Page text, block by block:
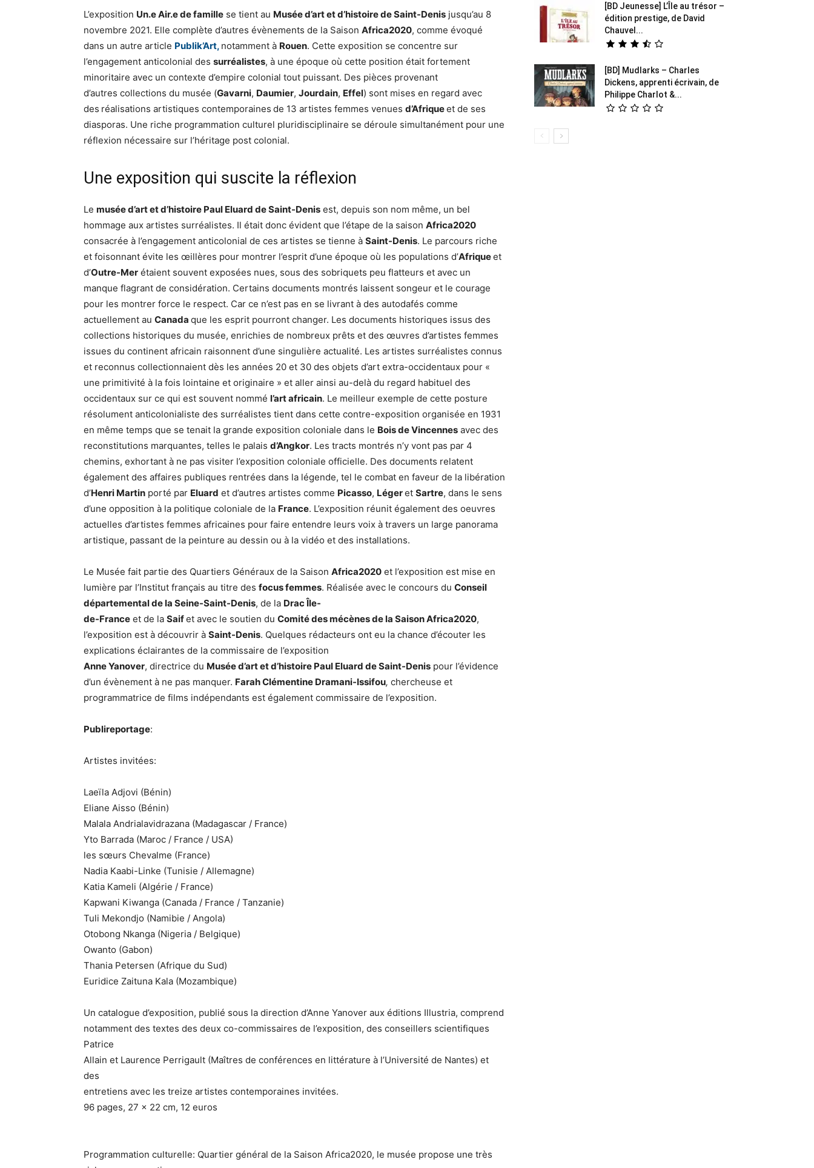
L’exposition Un.e Air.e de famille se tient au Musée d’art et d’histoire de Saint-Denis jusqu’au 8
novembre 2021. Elle complète d’autres évènements de la Saison Africa2020, comme évoqué
dans un autre article Publik’Art, notamment à Rouen. Cette exposition se concentre sur
l’engagement anticolonial des surréalistes, à une époque où cette position était fortement
minoritaire avec un contexte d’empire colonial tout puissant. Des pièces provenant
d’autres collections du musée (Gavarni, Daumier, Jourdain, Effel) sont mises en regard avec
des réalisations artistiques contemporaines de 13 artistes femmes venues d’Afriqueet de ses
diasporas. Une riche programmation culturel pluridisciplinaire se déroule simultanément pour une
réflexion nécessaire sur l’héritage post colonial.
Une exposition qui suscite la réflexion
Le musée d’art et d’histoire Paul Eluard de Saint-Denis est, depuis son nom même, un bel
hommage aux artistes surréalistes. Il était donc évident que l’étape de la saison Africa2020
consacrée à l’engagement anticolonial de ces artistes se tienne à Saint-Denis. Le parcours riche
et foisonnant évite les œillères pour montrer l’esprit d’une époque où les populations d’Afriqueet
d’Outre-Mer étaient souvent exposées nues, sous des sobriquets peu flatteurs et avec un
manque flagrant de considération. Certains documents montrés laissent songeur et le courage
pour les montrer force le respect. Car ce n’est pas en se livrant à des autodafés comme
actuellement au Canada que les esprit pourront changer. Les documents historiques issus des
collections historiques du musée, enrichies de nombreux prêts et des œuvres d’artistes femmes
issues du continent africain raisonnent d’une singulière actualité. Les artistes surréalistes connus
et reconnus collectionnaient dès les années 20 et 30 des objets d’art extra-occidentaux pour «
une primitivité à la fois lointaine et originaire » et aller ainsi au-delà du regard habituel des
occidentaux sur ce qui est souvent nommé l’art africain. Le meilleur exemple de cette posture
résolument anticolonialiste des surréalistes tient dans cette contre-exposition organisée en 1931
en même temps que se tenait la grande exposition coloniale dans le Bois de Vincennes avec des
reconstitutions marquantes, telles le palais d’Angkor. Les tracts montrés n’y vont pas par 4
chemins, exhortant à ne pas visiter l’exposition coloniale officielle. Des documents relatent
également des affaires publiques rentrées dans la légende, tel le combat en faveur de la libération
d’Henri Martin porté par Eluard et d’autres artistes comme Picasso, Légeret Sartre, dans le sens
d’une opposition à la politique coloniale de la France. L’exposition réunit également des oeuvres
actuelles d’artistes femmes africaines pour faire entendre leurs voix à travers un large panorama
artistique, passant de la peinture au dessin ou à la vidéo et des installations.
Le Musée fait partie des Quartiers Généraux de la Saison Africa2020 et l’exposition est mise en
lumière par l’Institut français au titre des focus femmes. Réalisée avec le concours du Conseil
départemental de la Seine-Saint-Denis, de la Drac Île-
de-France et de la Saifet avec le soutien du Comité des mécènes de la Saison Africa2020,
l’exposition est à découvrir à Saint-Denis. Quelques rédacteurs ont eu la chance d’écouter les
explications éclairantes de la commissaire de l’exposition
Anne Yanover, directrice du Musée d’art et d’histoire Paul Eluard de Saint-Denis pour l’évidence
d’un évènement à ne pas manquer. Farah Clémentine Dramani-Issifou, chercheuse et
programmatrice de films indépendants est également commissaire de l’exposition.
Publireportage:
Artistes invitées:
Laeïla Adjovi (Bénin)
Eliane Aisso (Bénin)
Malala Andrialavidrazana (Madagascar / France)
Yto Barrada (Maroc / France / USA)
les sœurs Chevalme (France)
Nadia Kaabi-Linke (Tunisie / Allemagne)
Katia Kameli (Algérie / France)
Kapwani Kiwanga (Canada / France / Tanzanie)
Tuli Mekondjo (Namibie / Angola)
Otobong Nkanga (Nigeria / Belgique)
Owanto (Gabon)
Thania Petersen (Afrique du Sud)
Euridice Zaituna Kala (Mozambique)
Un catalogue d’exposition, publié sous la direction d’Anne Yanover aux éditions Illustria, comprend
notamment des textes des deux co-commissaires de l’exposition, des conseillers scientifiques
Patrice
Allain et Laurence Perrigault (Maîtres de conférences en littérature à l’Université de Nantes) et
des
entretiens avec les treize artistes contemporaines invitées.
96 pages, 27 x 22 cm, 12 euros
Programmation culturelle: Quartier général de la Saison Africa2020, le musée propose une très
[BD Jeunesse] L’Île au trésor –
édition prestige, de David
Chauvel...
[BD] Mudlarks – Charles
Dickens, apprenti écrivain, de
Philippe Charlot &...